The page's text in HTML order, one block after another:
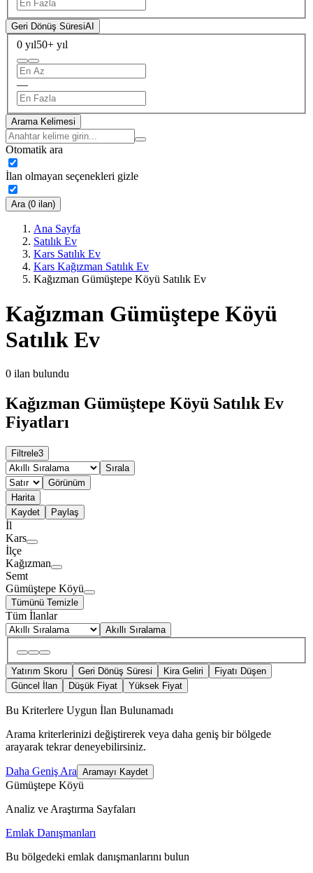
Geri Dönüş SüresiAI
0 yıl50+ yıl
—
Arama Kelimesi
Otomatik ara
İlan olmayan seçenekleri gizle
Ara (0 ilan)
Ana Sayfa
Satılık Ev
Kars Satılık Ev
Kars Kağızman Satılık Ev
Kağızman Gümüştepe Köyü Satılık Ev
Kağızman Gümüştepe Köyü
Satılık Ev
0 ilan bulundu
Kağızman Gümüştepe Köyü Satılık Ev
Fiyatları
Filtrele3
Sırala
Görünüm
Harita
Kaydet
Paylaş
İl
Kars
İlçe
Kağızman
Semt
Gümüştepe Köyü
Tümünü Temizle
Tüm İlanlar
Akıllı Sıralama
Yatırım Skoru Geri Dönüş Süresi Kira Geliri
Fiyatı Düşen
Güncel İlan
Düşük Fiyat Yüksek Fiyat
Bu Kriterlere Uygun İlan Bulunamadı
Arama kriterlerinizi değiştirerek veya daha geniş bir bölgede
arayarak tekrar deneyebilirsiniz.
Daha Geniş Ara Aramayı Kaydet
Gümüştepe Köyü
Analiz ve Araştırma Sayfaları
Emlak Danışmanları
Bu bölgedeki emlak danışmanlarını bulun